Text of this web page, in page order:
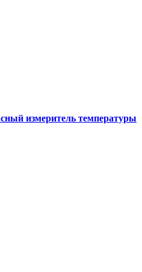
измеритель температуры